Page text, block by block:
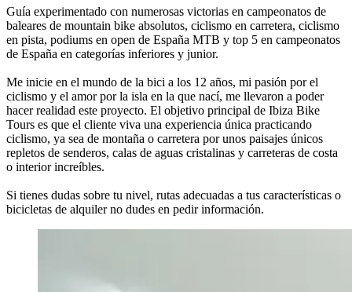
Guía experimentado con numerosas victorias en campeonatos de
baleares de mountain bike absolutos, ciclismo en carretera, ciclismo
en pista, podiums en open de España MTB y top 5 en campeonatos
de España en categorías inferiores y junior.
Me inicie en el mundo de la bici a los 12 años, mi pasión por el
ciclismo y el amor por la isla en la que nací, me llevaron a poder
hacer realidad este proyecto. El objetivo principal de Ibiza Bike
Tours es que el cliente viva una experiencia única practicando
ciclismo, ya sea de montaña o carretera por unos paisajes únicos
repletos de senderos, calas de aguas cristalinas y carreteras de costa
o interior increíbles.
Si tienes dudas sobre tu nivel, rutas adecuadas a tus características o
bicicletas de alquiler no dudes en pedir información.